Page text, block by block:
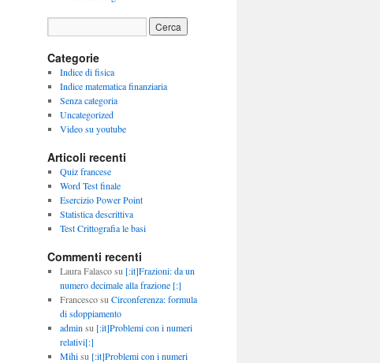
Categorie
Indice di fisica
Indice matematica finanziaria
Senza categoria
Uncategorized
Video su youtube
Articoli recenti
Quiz francese
Word Test finale
Esercizio Power Point
Statistica descrittiva
Test Crittografia le basi
Commenti recenti
Laura Falascosu [:it]Frazioni: da un
numero decimale alla frazione [:]
Francescosu Circonferenza: formula
di sdoppiamento
admin su [:it]Problemi con i numeri
relativi[:]
Mihisu [:it]Problemi con i numeri